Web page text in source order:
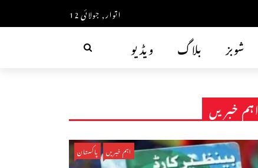
اتوار, جولائی 12
ویڈیو بلاگ شوبز
اہم خبریں
اہم خبریں پاکستان